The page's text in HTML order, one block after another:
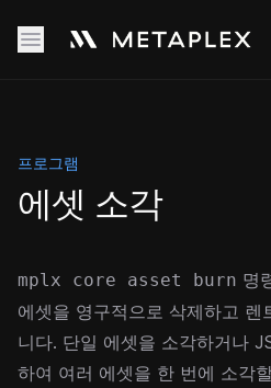
프로그램
에셋 소각
mplx core asset burn 명
에셋을 영구적으로 삭제하고 렌
니다. 단일 에셋을 소각하거나
하여 여러 에셋을 한 번에 소각